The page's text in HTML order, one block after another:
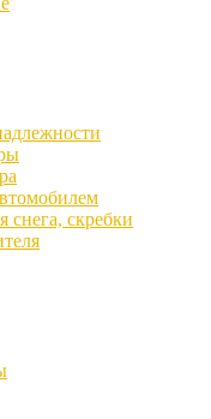
снега, скребки